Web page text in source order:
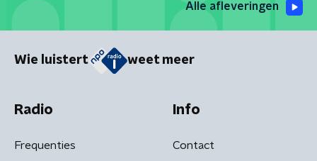
Alle afleveringen
Wie luistert weet meer
Radio
Frequenties
Info
Contact